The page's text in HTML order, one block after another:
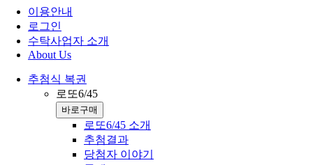
이용안내
로그인
수탁사업자 소개
About Us
추첨식 복권
로또6/45
바로구매
로또6/45 소개
추첨결과
당첨자 이야기